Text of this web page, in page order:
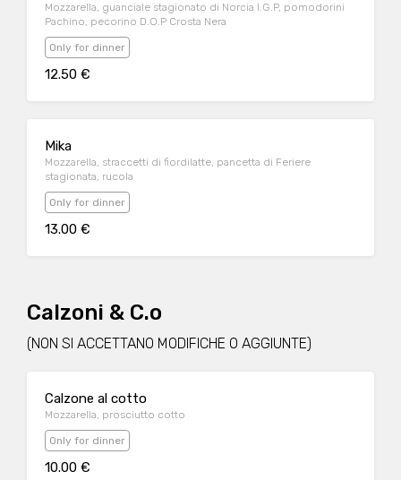
Mozzarella, guanciale stagionato di Norcia I.G.P, pomodorini
Pachino, pecorino D.O.P Crosta Nera
Only for dinner
12.50 €
Mika
Mozzarella, straccetti di fiordilatte, pancetta di Feriere
stagionata, rucola
Only for dinner
13.00 €
Calzoni & C.o
(NON SI ACCETTANO MODIFICHE O AGGIUNTE)
Calzone al cotto
Mozzarella, prosciutto cotto
Only for dinner
10.00 €